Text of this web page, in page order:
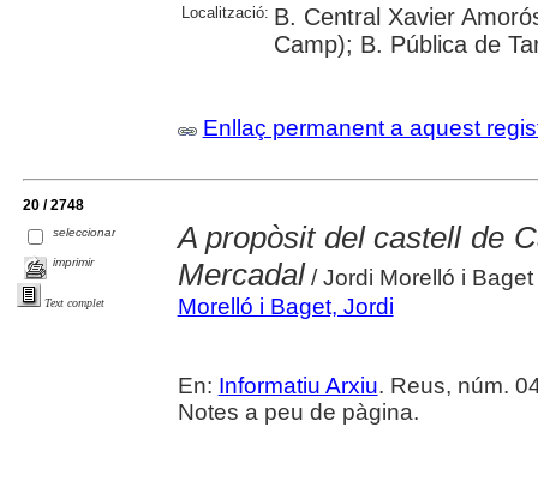
Localització: B. Central Xavier
Camp); B. Pública de
Enllaç permanent a aquest
20 / 2748
seleccionar
imprimir
Text complet
A propòsit del castell de
Mercadal/ Jordi Morelló i Baget
Morelló i Baget, Jordi
En: Informatiu Arxiu. Reus, núm.
Notes a peu de pàgina.